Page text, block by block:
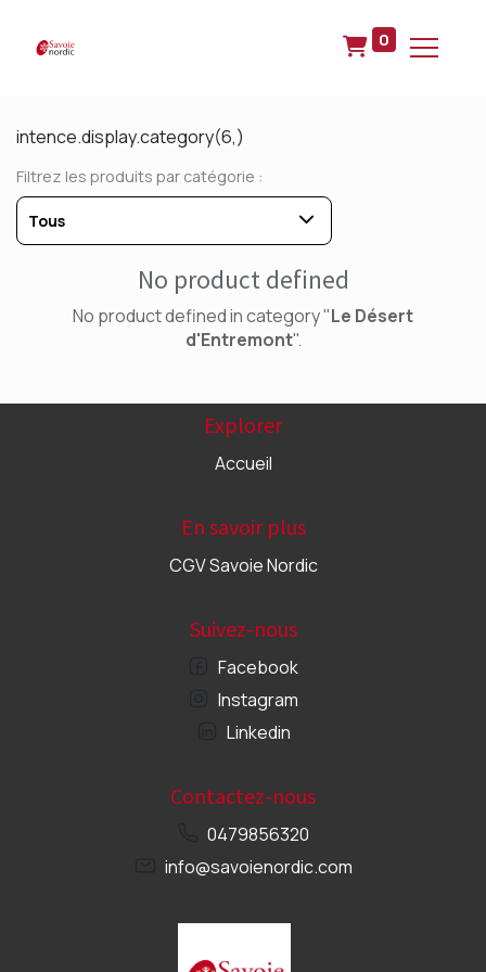
0
intence.display.category(6,)
Filtrez les produits par catégorie :
Tous
No product defined
No product defined in category "Le Désert
d'Entremont".
Explorer
Accueil
En savoir plus
CGV Savoie Nordic
Suivez-nous
Facebook
Instagram
Linkedin
Contactez-nous
0479856320
info@savoienordic.com